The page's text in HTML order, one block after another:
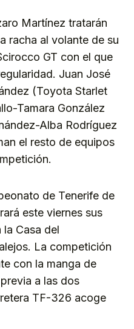
Martínez tratarán
racha al volante de su
GT con el que
Juan José
(Toyota Starlet
Tamara González
Alba Rodríguez
el resto de equipos
de Tenerife de
este viernes sus
Casa del
La competición
con la manga de
a las dos
TF-326 acoge